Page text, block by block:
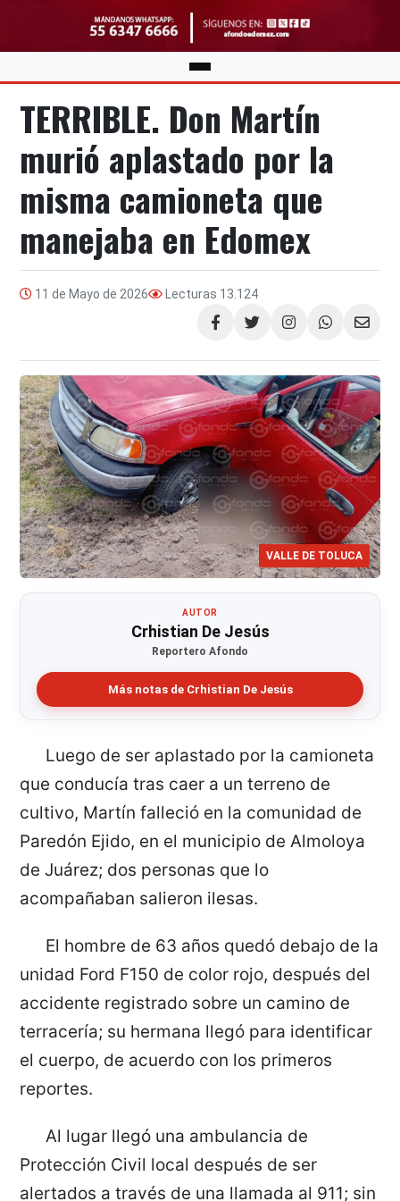
TERRIBLE. Don Martín
murió aplastado por la
misma camioneta que
manejaba en Edomex
11 de Mayo de 2026 Lecturas 13.124
Compartir
VALLE DE TOLUCA
AUTOR
Crhistian De Jesús
Reportero Afondo
Más notas de Crhistian De Jesús
Luego de ser aplastado por la camioneta
que conducía tras caer a un terreno de
cultivo, Martín falleció en la comunidad de
Paredón Ejido, en el municipio de Almoloya
de Juárez; dos personas que lo
acompañaban salieron ilesas.
El hombre de 63 años quedó debajo de la
unidad Ford F150 de color rojo, después del
accidente registrado sobre un camino de
terracería; su hermana llegó para identificar
el cuerpo, de acuerdo con los primeros
reportes.
Al lugar llegó una ambulancia de
Protección Civil local después de ser
alertados a través de una llamada al 911; sin